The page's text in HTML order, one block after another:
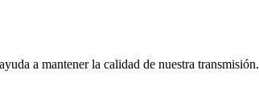
a mantener la calidad de nuestra transmisión.